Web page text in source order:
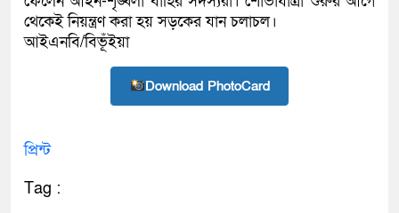
থেকেই নিয়ন্ত্রণ করা হয় সড়কের যান চলাচল।
আইএনবি/বিভূঁইয়া
Download PhotoCard
প্রিন্ট
Tag :